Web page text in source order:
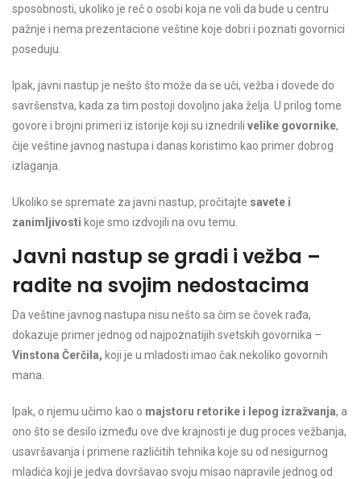
sposobnosti, ukoliko je reč o osobi koja ne voli da bude u centru
pažnje i nema prezentacione veštine koje dobri i poznati govornici
poseduju.
Ipak, javni nastup je nešto što može da se uči, vežba i dovede do
savršenstva, kada za tim postoji dovoljno jaka želja. U prilog tome
govore i brojni primeri iz istorije koji su iznedrili velike govornike,
čije veštine javnog nastupa i danas koristimo kao primer dobrog
izlaganja.
Ukoliko se spremate za javni nastup, pročitajte savete i
zanimljivosti koje smo izdvojili na ovu temu.
Javni nastup se gradi i vežba –
radite na svojim nedostacima
Da veštine javnog nastupa nisu nešto sa čim se čovek rađa,
dokazuje primer jednog od najpoznatijih svetskih govornika –
Vinstona Čerčila, koji je u mladosti imao čak nekoliko govornih
mana.
Ipak, o njemu učimo kao o majstoru retorike i lepog izražvanja, a
ono što se desilo između ove dve krajnosti je dug proces vežbanja,
usavršavanja i primene različitih tehnika koje su od nesigurnog
mladića koji je jedva dovršavao svoju misao napravile jednog od